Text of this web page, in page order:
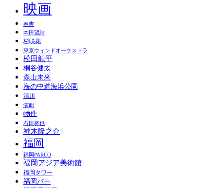
映画
春吉
本田望結
杉咲花
東京ウィンドオーケストラ
松田龍平
桐谷健太
森山未來
海の中道海浜公園
清川
演劇
物件
石田将也
神木隆之介
福岡
福岡PARCO
福岡アジア美術館
福岡タワー
福岡バー